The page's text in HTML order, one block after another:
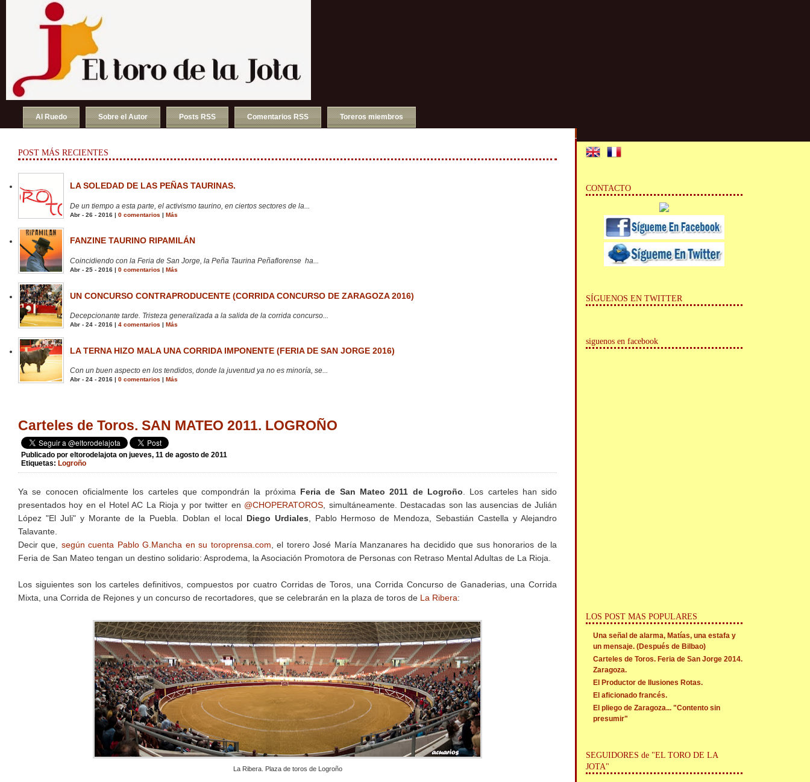
Al Ruedo Sobre el Autor Posts RSS Comentarios RSS Toreros miembros
POST MÁS RECIENTES
LA SOLEDAD DE LAS PEÑAS TAURINAS.
De un tiempo a esta parte, el activismo taurino, en ciertos sectores de la...
Abr - 26 - 2016 | 0 comentarios | Más
FANZINE TAURINO RIPAMILÁN
Coincidiendo con la Feria de San Jorge, la Peña Taurina Peñaflorense ha...
Abr - 25 - 2016 | 0 comentarios | Más
UN CONCURSO CONTRAPRODUCENTE (CORRIDA CONCURSO DE ZARAGOZA 2016)
Decepcionante tarde. Tristeza generalizada a la salida de la corrida concurso...
Abr - 24 - 2016 | 4 comentarios | Más
LA TERNA HIZO MALA UNA CORRIDA IMPONENTE (FERIA DE SAN JORGE 2016)
Con un buen aspecto en los tendidos, donde la juventud ya no es minoría, se...
Abr - 24 - 2016 | 0 comentarios Más
Carteles de Toros. SAN MATEO 2011. LOGROÑO
Publicado por eltorodelajota on jueves, 11 de agosto de 2011
Etiquetas: Logroño
Ya se conocen oficialmente los carteles que compondrán la próxima Feria de San Mateo 2011 de Logroño . Los carteles han sido
presentados hoy en el Hotel AC La Rioja y por twitter en @CHOPERATOROS , simultáneamente. Destacadas son las ausencias de Julián
López "El Juli" y Morante de la Puebla. Doblan el local Diego Urdiales , Pablo Hermoso de Mendoza, Sebastián Castella y Alejandro
Talavante.
Decir que, según cuenta Pablo G.Mancha en su toroprensa.com , el torero José María Manzanares ha decidido que sus honorarios de la
Feria de San Mateo tengan un destino solidario: Asprodema, la Asociación Promotora de Personas con Retraso Mental Adultas de La Rioja.
Los siguientes son los carteles definitivos, compuestos por cuatro Corridas de Toros, una Corrida Concurso de Ganaderias, una Corrida
Mixta, una Corrida de Rejones y un concurso de recortadores, que se celebrarán en la plaza de toros de La Ribera:
La Ribera. Plaza de toros de Logroño
CONTACTO
SÍGUENOS EN TWITTER
siguenos en facebook
LOS POST MAS POPULARES
Una señal de alarma, Matías, una estafa y
un mensaje. (Después de Bilbao)
Carteles de Toros. Feria de San Jorge 2014.
Zaragoza.
El Productor de Ilusiones Rotas.
El aficionado francés.
El pliego de Zaragoza... "Contento sin
presumir"
SEGUIDORES de "EL TORO DE LA
JOTA"